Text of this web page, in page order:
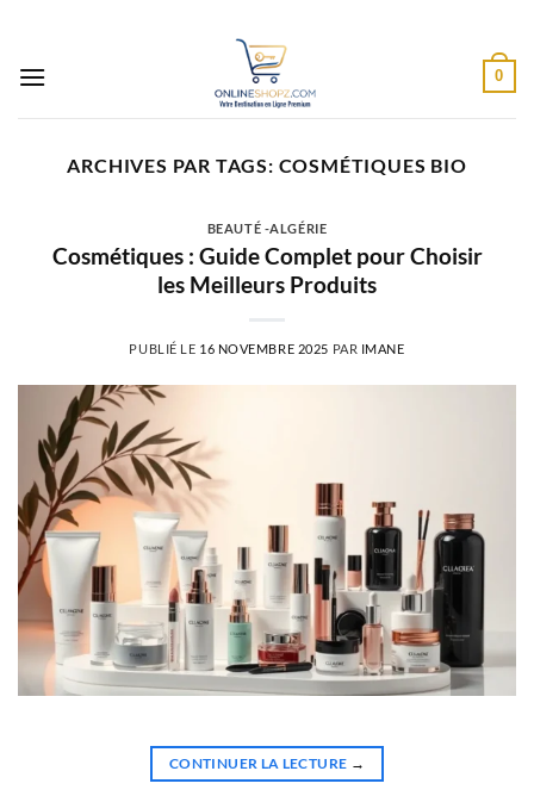
contenu
0
ARCHIVES PAR TAGS: COSMÉTIQUES BIO
BEAUTÉ -ALGÉRIE
Cosmétiques : Guide Complet pour Choisir
les Meilleurs Produits
PUBLIÉ LE 16 NOVEMBRE 2025 PAR IMANE
CONTINUER LA LECTURE →